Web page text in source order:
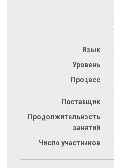
Язык
Уровень
Процесс
Поставщик
Продолжительность
занятий
Число участников